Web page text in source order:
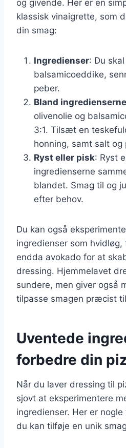
og givende. Her er en
klassisk vinaigrette, som
din smag:
Ingredienser: Du
balsamicoeddike,
peber.
Bland ingredienserne
olivenolie og
3:1. Tilsæt en
honning, samt salt
Ryst eller pisk: Ryst
ingredienserne
blandet. Smag til og
efter behov.
Du kan også
ingredienser som
endda avokado for at
dressing. Hjemmelavet
sundere, men giver også
tilpasse smagen præcist
Uventede
forbedre din
Når du laver dressing til
sjovt at eksperimentere
ingredienser. Her er
du kan tilføje en unik